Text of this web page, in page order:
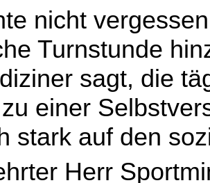
nicht
Turnstunde
sagt, die
einer
stark auf den
Herr